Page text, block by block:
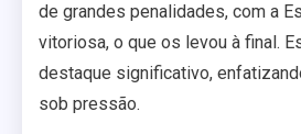
de grandes penalidades, com a
vitoriosa, o que os levou à final.
destaque significativo,
sob pressão.